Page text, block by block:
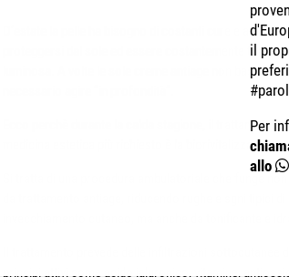
D’estate la pelle ha bisogno di costanti cure e
proteggersi dal sole ed essere costantemente tonica e
luminosa. A volte le sole creme antiage non bastano
Ecco perchè durante la calda stagione, il trattamento di
medicina estetica più richiesto è la biorivitalizzazione.
Si tratta di una procedura ambulatoriale che funge
principi attivi come acido ialuronico, vitamine,
il
Per
allo